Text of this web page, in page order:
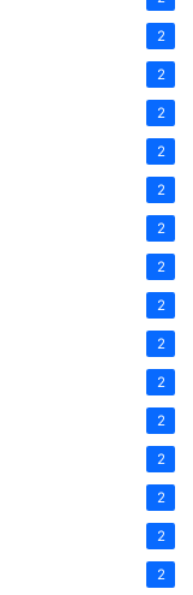
2
2
2
2
2
2
2
2
2
2
2
2
2
2
2